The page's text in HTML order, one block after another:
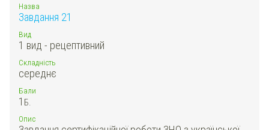
Назва
Завдання 21
Вид
1 вид - рецептивний
Складність
середнє
Бали
1 Б.
Опис